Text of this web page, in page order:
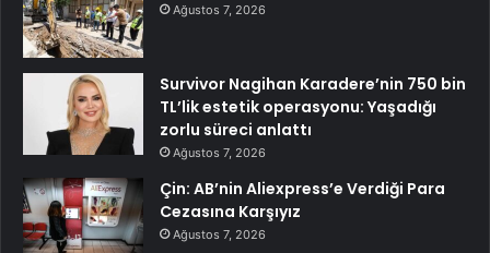
Ağustos 7, 2026
Survivor Nagihan Karadere’nin 750 bin
TL’lik estetik operasyonu: Yaşadığı
zorlu süreci anlattı
Ağustos 7, 2026
Çin: AB’nin Aliexpress’e Verdiği Para
Cezasına Karşıyız
Ağustos 7, 2026